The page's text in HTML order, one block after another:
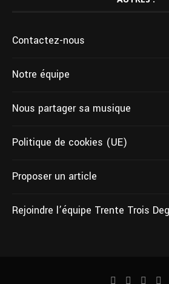
Contactez-nous
Notre équipe
Nous partager sa musique
Politique de cookies (UE)
Proposer un article
Rejoindre l’équipe Trente Trois